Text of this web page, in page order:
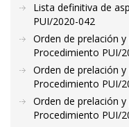
Lista definitiva de
PUI/2020-042
Orden de prelación
Procedimiento PUI/
Orden de prelación
Procedimiento PUI/
Orden de prelación
Procedimiento PUI/